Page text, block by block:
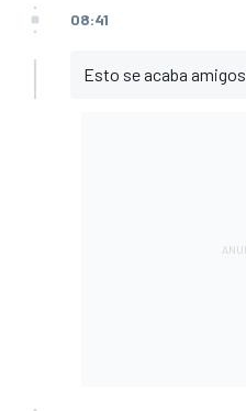
08:41
Esto se acaba amigos